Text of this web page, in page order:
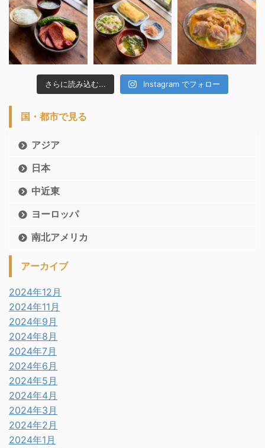
さらに読み込む... Instagram でフォロー
国・都市で見る
アジア
日本
中近東
ヨーロッパ
南北アメリカ
アーカイブ
2024年12月
2024年11月
2024年9月
2024年8月
2024年7月
2024年6月
2024年5月
2024年4月
2024年3月
2024年2月
2024年1月